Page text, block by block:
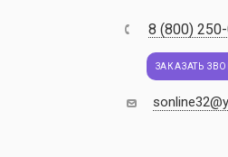
8 (800)
ЗАКАЗАТЬ